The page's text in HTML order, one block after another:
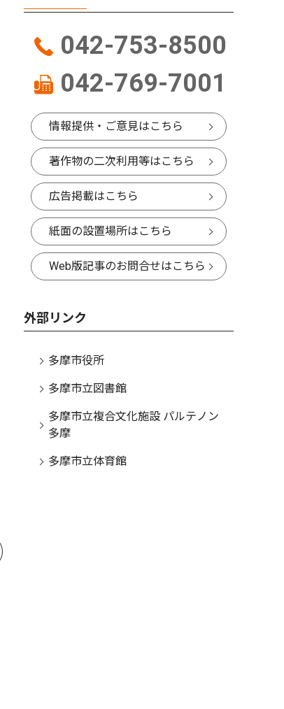
4
文化
竹灯籠イベント ８月６日、
桜ヶ丘公園で
042-753-8500
042-769-7001
情報提供・ご意見はこちら
著作物の二次利用等はこちら
広告掲載はこちら
紙面の設置場所はこちら
Web版記事のお問合せはこちら
外部リンク
多摩市役所
多摩市立図書館
多摩市立複合文化施設 パルテノン
多摩
多摩市立体育館